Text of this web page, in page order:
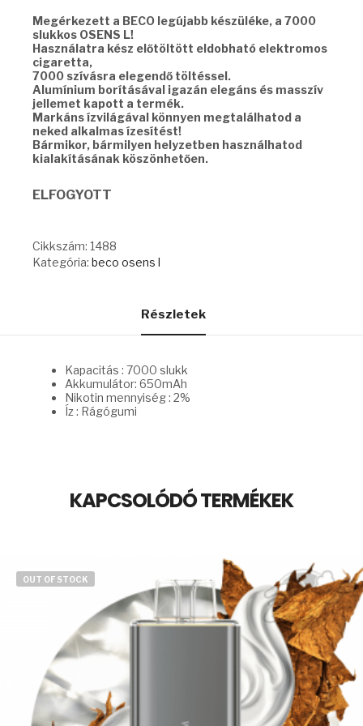
Megérkezett a BECO legújabb készüléke, a 7000
slukkos OSENS L!
Használatra kész előtöltött eldobható elektromos
cigaretta,
7000 szívásra elegendő töltéssel.
Alumínium borításával igazán elegáns és masszív
jellemet kapott a termék.
Markáns ízvilágával könnyen megtalálhatod a
neked alkalmas ízesítést!
Bármikor, bármilyen helyzetben használhatod
kialakításának köszönhetően.
ELFOGYOTT
Cikkszám: 1488
Kategória: beco osens l
Részletek
Kapacitás : 7000 slukk
Akkumulátor: 650mAh
Nikotin mennyiség : 2%
Íz : Rágógumi
KAPCSOLÓDÓ TERMÉKEK
OUT OF STOCK